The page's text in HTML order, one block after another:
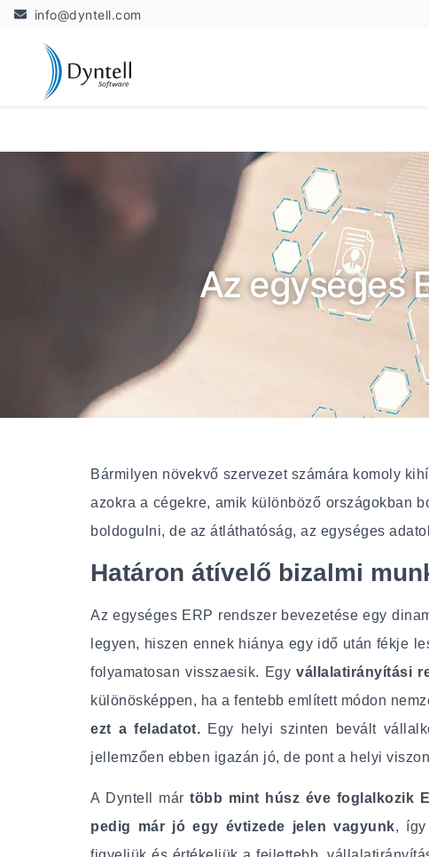
info@dyntell.com
Az egységes
Bármilyen növekvő szervezet számára komoly
azokra a cégekre, amik különböző országokban
boldogulni, de az átláthatóság, az egységes
Határon átívelő bizalmi
Az egységes ERP rendszer bevezetése egy
legyen, hiszen ennek hiánya egy idő után fékje
folyamatosan visszaesik. Egy vállalatirányítási
különösképpen, ha a fentebb említett módon
ezt a feladatot. Egy helyi szinten bevált
jellemzően ebben igazán jó, de pont a helyi
A Dyntell már több mint húsz éve foglalkozik
pedig már jó egy évtizede jelen vagyunk, így